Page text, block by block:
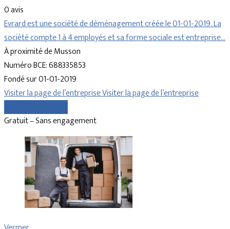
0 avis
Evrard est une société de déménagement créée le 01-01-2019. La
société compte 1 à 4 employés et sa forme sociale est entreprise…
À proximité de Musson
Numéro BCE: 688335853
Fondé sur 01-01-2019
Visiter la page de l’entrepriseVisiter la page de l’entreprise
Gratuit – Sans engagement